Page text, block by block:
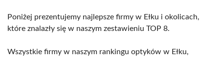
Poniżej prezentujemy najlepsze firmy w Ełku i okolicach,
które znalazły się w naszym zestawieniu TOP 8.
Wszystkie firmy w naszym rankingu optyków w Ełku,